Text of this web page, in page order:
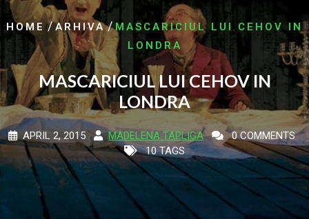
HOME/ARHIVA/MASCARICIUL LUI CEHOV IN
LONDRA
MASCARICIUL LUI CEHOV IN
LONDRA
APRIL 2, 2015 MADELENA TAPLIGA
0 COMMENTS
10 TAGS